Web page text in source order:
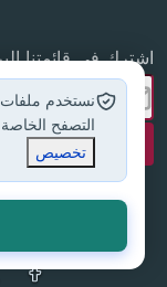
اشترك في قائمتنا
جميع الحقوق
نستخدم ملفات
التصفح
تخصيص